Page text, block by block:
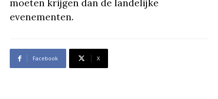
moeten krijgen dan de landelijke
evenementen.
Facebook X